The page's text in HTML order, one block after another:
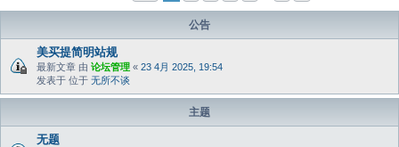
公告
美买提简明站规
最新文章 由 论坛管理 « 23 4月 2025, 19:54
发表于 位于 无所不谈
主题
无题